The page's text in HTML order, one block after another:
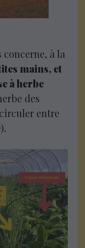
à la
mains, et
à herbe
des
entre